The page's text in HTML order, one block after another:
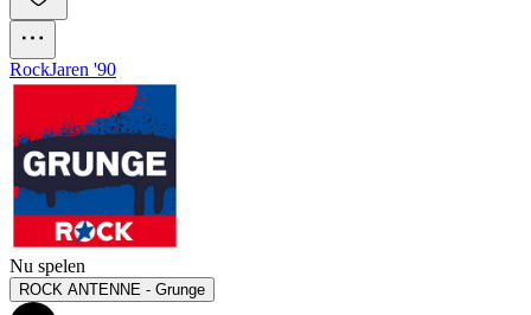
RockJaren '90
Nu spelen
ROCK ANTENNE - Grunge